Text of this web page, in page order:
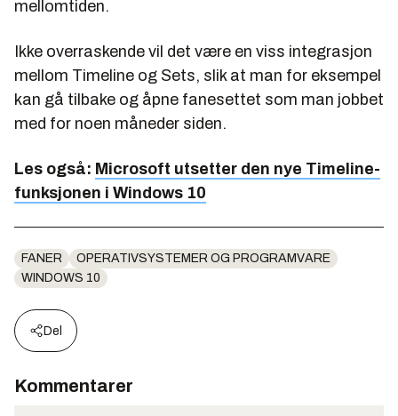
mellomtiden.
Ikke overraskende vil det være en viss integrasjon
mellom Timeline og Sets, slik at man for eksempel
kan gå tilbake og åpne fanesettet som man jobbet
med for noen måneder siden.
Les også: Microsoft utsetter den nye Timeline-
funksjonen i Windows 10
FANER
OPERATIVSYSTEMER OG PROGRAMVARE
WINDOWS 10
Del
Kommentarer